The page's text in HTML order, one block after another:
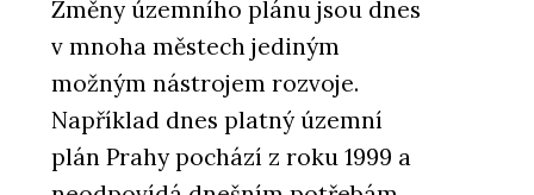
Změny územního plánu jsou dnes
v mnoha městech jediným
možným nástrojem rozvoje.
Například dnes platný územní
plán Prahy pochází z roku 1999 a